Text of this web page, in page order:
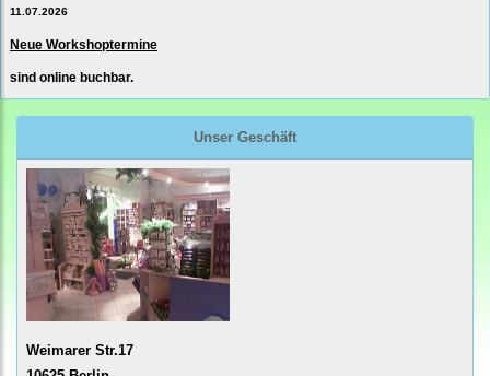
11.07.2026
Neue Workshoptermine
sind online buchbar.
Unser Geschäft
Weimarer Str.17